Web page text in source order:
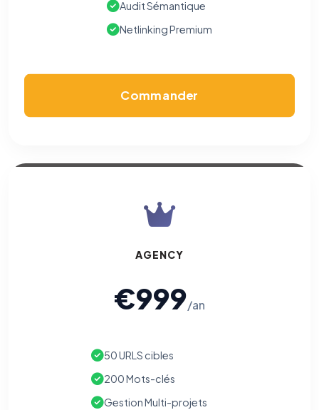
Audit Sémantique
Netlinking Premium
Commander
AGENCY
€999/an
50 URLS cibles
200 Mots-clés
Gestion Multi-projets